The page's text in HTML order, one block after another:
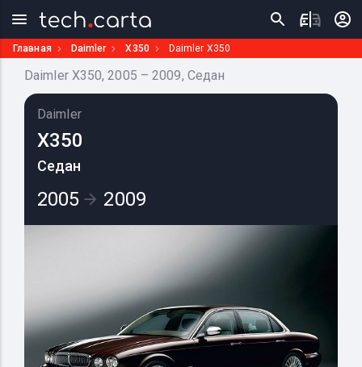
Главная Daimler X350 Daimler X350
Daimler X350, 2005 – 2009, Седан
Daimler
X350
Седан
2005 2009